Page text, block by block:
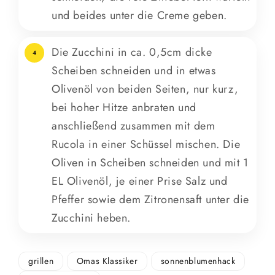
und beides unter die Creme geben.
4
Die Zucchini in ca. 0,5cm dicke
Scheiben schneiden und in etwas
Olivenöl von beiden Seiten, nur kurz,
bei hoher Hitze anbraten und
anschließend zusammen mit dem
Rucola in einer Schüssel mischen. Die
Oliven in Scheiben schneiden und mit 1
EL Olivenöl, je einer Prise Salz und
Pfeffer sowie dem Zitronensaft unter die
Zucchini heben.
grillen Omas Klassiker
sonnenblumenhack